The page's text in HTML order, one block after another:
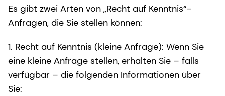
Es gibt zwei Arten von „Recht auf Kenntnis“-
Anfragen, die Sie stellen können:
1. Recht auf Kenntnis (kleine Anfrage): Wenn Sie
eine kleine Anfrage stellen, erhalten Sie – falls
verfügbar – die folgenden Informationen über
Sie: